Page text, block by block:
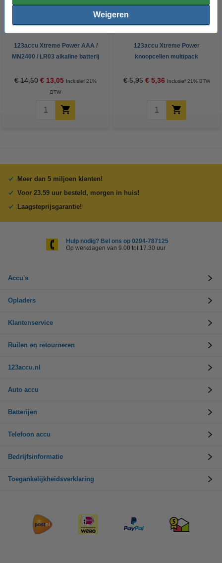
Weigeren
123accu Xtreme Power AAA /
MN2400 / LR03 alkaline batterij
€ 14,50 € 13,05 Inclusief 21%
BTW
123accu Xtreme Power
knoopcellen multipack
€ 5,95 € 5,36 Inclusief 21% BTW
Meer dan 5 miljoen klanten!
Voor 23.59 uur besteld, morgen in huis!
Laagsteprijsgarantie!
Hulp nodig? Bel ons op 0294-787125
Op werkdagen van 9.00 tot 17.30 uur
Accu's
Opladers
Klantenservice
Ruilen en retourneren
123accu.nl
Auto accu
Batterijen
Telefoon accu
Bedrijfsinformatie
Toegankelijkheidsverklaring